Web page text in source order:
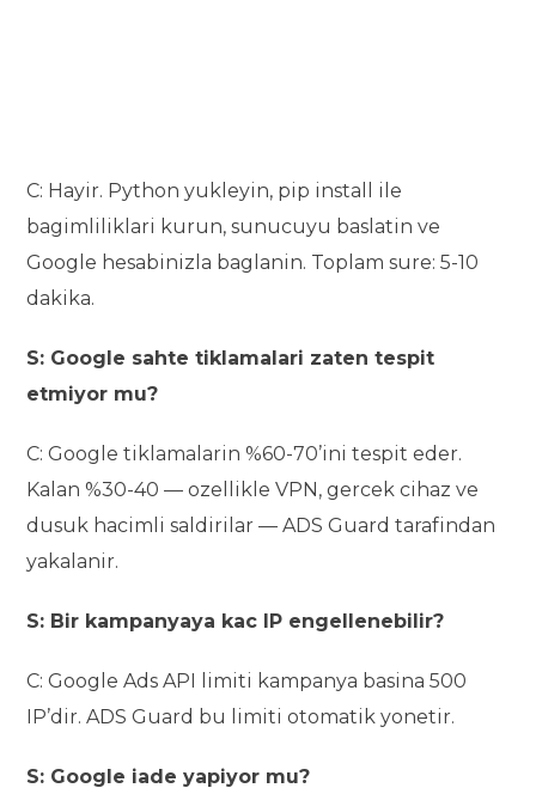
C: Hayir. Python yukleyin, pip install ile
bagimliliklari kurun, sunucuyu baslatin ve
Google hesabinizla baglanin. Toplam sure: 5-10
dakika.
S: Google sahte tiklamalari zaten tespit
etmiyor mu?
C: Google tiklamalarin %60-70’ini tespit eder.
Kalan %30-40 — ozellikle VPN, gercek cihaz ve
dusuk hacimli saldirilar — ADS Guard tarafindan
yakalanir.
S: Bir kampanyaya kac IP engellenebilir?
C: Google Ads API limiti kampanya basina 500
IP’dir. ADS Guard bu limiti otomatik yonetir.
S: Google iade yapiyor mu?